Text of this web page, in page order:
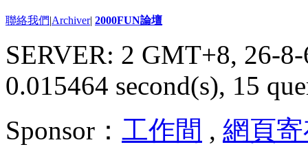
聯絡我們|Archiver| 2000FUN論壇
SERVER: 2 GMT+8, 26-
0.015464 second(s), 15
Sponsor： 工作間 , 網頁